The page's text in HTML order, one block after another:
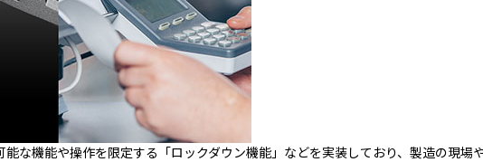
な機能や操作を限定する「ロックダウン機能」などを実装しており、製造の現場